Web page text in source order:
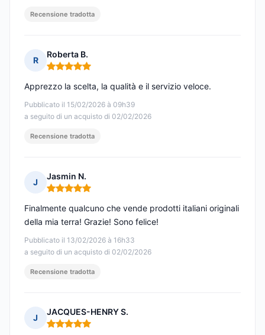
Recensione tradotta
R
Roberta B.
Nota: 5 su 5
Pubblicato il 15/02/2026 à 09h39
a seguito di un acquisto di 02/02/2026
Apprezzo la scelta, la qualità e il servizio veloce.
Recensione tradotta
J
Jasmin N.
Nota: 5 su 5
Pubblicato il 13/02/2026 à 16h33
a seguito di un acquisto di 02/02/2026
Finalmente qualcuno che vende prodotti italiani originali
della mia terra! Grazie! Sono felice!
Recensione tradotta
J
JACQUES-HENRY S.
Nota: 5 su 5